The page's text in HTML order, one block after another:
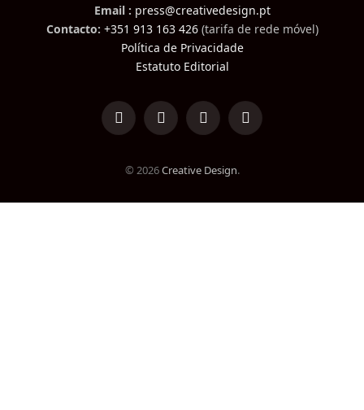
Email : press@creativedesign.pt
Contacto: +351 913 163 426(tarifa de rede móvel)
Política de Privacidade
Estatuto Editorial
LinkedInFacebookInstagramTikTok
© 2026Creative Design.